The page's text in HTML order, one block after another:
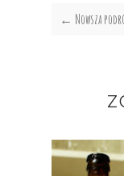
← Nowsza